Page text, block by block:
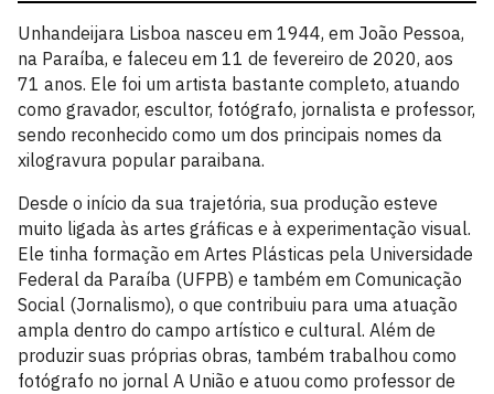
Unhandeijara Lisboa nasceu em 1944, em João Pessoa,
na Paraíba, e faleceu em 11 de fevereiro de 2020, aos
71 anos. Ele foi um artista bastante completo, atuando
como gravador, escultor, fotógrafo, jornalista e professor,
sendo reconhecido como um dos principais nomes da
xilogravura popular paraibana.
Desde o início da sua trajetória, sua produção esteve
muito ligada às artes gráficas e à experimentação visual.
Ele tinha formação em Artes Plásticas pela Universidade
Federal da Paraíba (UFPB) e também em Comunicação
Social (Jornalismo), o que contribuiu para uma atuação
ampla dentro do campo artístico e cultural. Além de
produzir suas próprias obras, também trabalhou como
fotógrafo no jornal A União e atuou como professor de